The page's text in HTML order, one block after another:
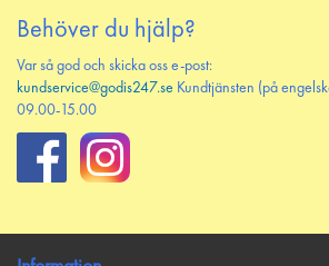
nyhetsbrev
Behöver du hjälp?
Var så god och skicka oss e-post:
kundservice@godis247.se Kundtjänsten (på
09.00-15.00